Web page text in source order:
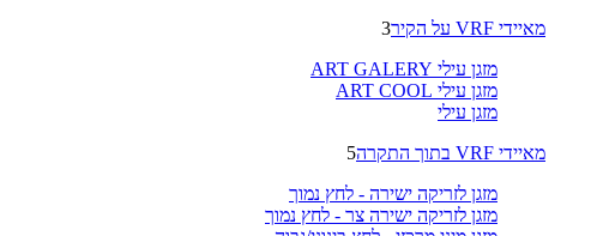
מאיידי VRF על הקיר
3
מזגן עילי ART GALERY
מזגן עילי ART COOL
מזגן עילי
מאיידי VRF בתוך התקרה
5
מזגן לזריקה ישירה - לחץ נמוך
מזגן לזריקה ישירה צר - לחץ נמוך